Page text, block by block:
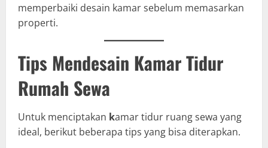
memperbaiki desain kamar sebelum memasarkan
properti.
Tips Mendesain Kamar Tidur
Rumah Sewa
Untuk menciptakan kamar tidur ruang sewa yang
ideal, berikut beberapa tips yang bisa diterapkan.